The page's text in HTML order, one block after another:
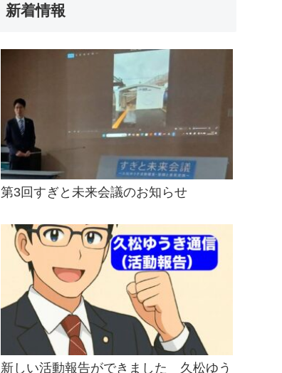
新着情報
第3回すぎと未来会議のお知らせ
新しい活動報告ができました 久松ゆう